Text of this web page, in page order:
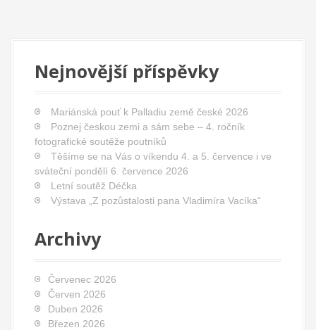
Nejnovější příspěvky
Mariánská pouť k Palladiu země české 2026
Poznej českou zemi a sám sebe – 4. ročník
fotografické soutěže poutníků
Těšíme se na Vás o víkendu 4. a 5. července i ve
sváteční pondělí 6. července 2026
Letní soutěž Déčka
Výstava „Z pozůstalosti pana Vladimíra Vacíka“
Archivy
Červenec 2026
Červen 2026
Duben 2026
Březen 2026